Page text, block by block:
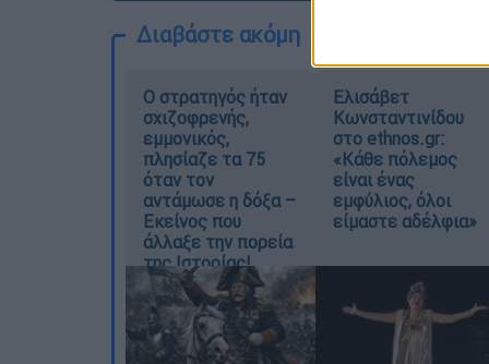
Διαβάστε ακόμη
O στρατηγός ήταν
σχιζοφρενής,
εμμονικός,
πλησίαζε τα 75
όταν τον
αντάμωσε η δόξα –
Εκείνος που
άλλαξε την πορεία
της Ιστορίας!
Ελισάβετ
Κωνσταντινίδου
στο ethnos.gr:
«Κάθε πόλεμος
είναι ένας
εμφύλιος, όλοι
είμαστε αδέλφια»